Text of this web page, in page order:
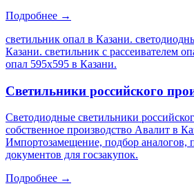
Подробнее →
светильник опал в Казани.
Казани. светильник с рассеивателем
опал 595х595 в Казани.
Светильники российского
Светодиодные светильники
собственное производство Авалит в
Импортозамещение, подбор аналогов,
документов для госзакупок.
Подробнее →